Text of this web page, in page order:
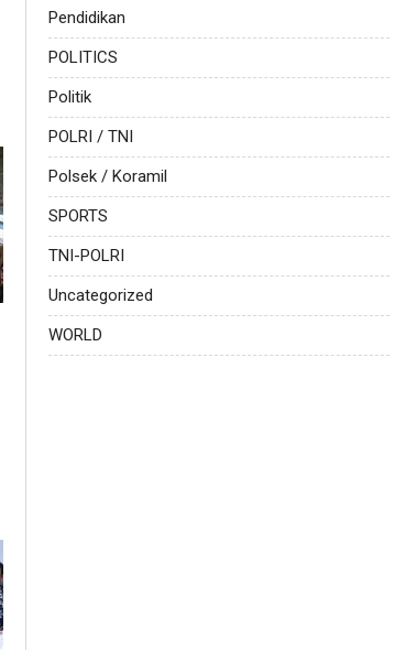
Pendidikan
POLITICS
Politik
POLRI / TNI
Polsek / Koramil
SPORTS
TNI-POLRI
Uncategorized
WORLD